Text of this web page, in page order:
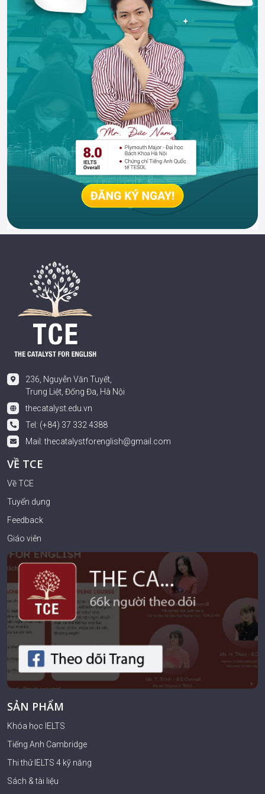
236, Nguyễn Văn Tuyết,
Trung Liệt, Đống Đa, Hà Nội
thecatalyst.edu.vn
Tel: (+84) 37 332 4388
Mail:thecatalystforenglish@gmail.com
VỀ TCE
Về TCE
Tuyển dụng
Feedback
Giáo viên
SẢN PHẨM
Khóa học IELTS
Tiếng Anh Cambridge
Thi thử IELTS 4 kỹ năng
Sách & tài liệu